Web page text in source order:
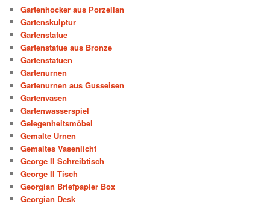
Gartenhocker aus Porzellan
Gartenskulptur
Gartenstatue
Gartenstatue aus Bronze
Gartenstatuen
Gartenurnen
Gartenurnen aus Gusseisen
Gartenvasen
Gartenwasserspiel
Gelegenheitsmöbel
Gemalte Urnen
Gemaltes Vasenlicht
George II Schreibtisch
George II Tisch
Georgian Briefpapier Box
Georgian Desk